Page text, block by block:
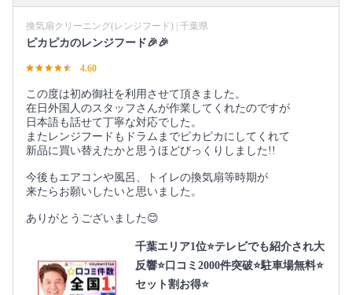
換気扇クリーニング(レンジフード) | 千葉県
ピカピカのレンジフード🎉🎉
4.60
この度は初め御社を利用させて頂きました。
在日外国人のスタッフさんが作業してくれたのですが
日本語も話せて丁寧な対応でした。
またレンジフードもドラムまでピカピカにしてくれて
新品に買い替えたかと思うほどびっくりしました!!
今後もエアコンや風呂、トイレの換気扇等時期が
来たらお願いしたいと思いました。
ありがとうございました😊
千葉エリア1位⭐テレビでも紹介され大
反響⭐️口コミ2000件突破⭐️駐車場無料⭐
セット割お得⭐